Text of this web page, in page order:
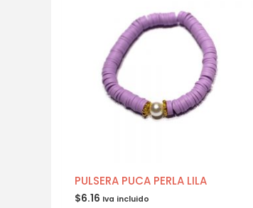
PULSERA PUCA PERLA LILA
$6.16 Iva incluido